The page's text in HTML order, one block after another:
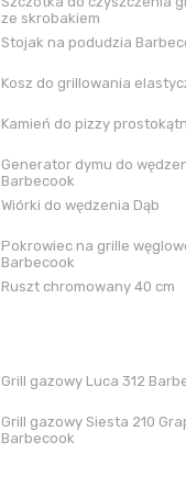
ze skrobakiem
Stojak na podudzia
Kosz do grillowania
Kamień do pizzy
Generator dymu do
Barbecook
Wiórki do wędzenia Dąb
Pokrowiec na grille
Barbecook
Ruszt chromowany 40 cm
Grill gazowy Luca 312
Grill gazowy Siesta 210
Barbecook